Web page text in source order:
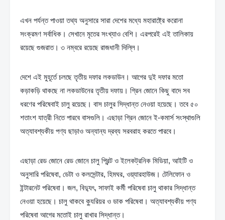
এখন পর্যন্ত পাওয়া তথ্য অনুসারে সারা দেশের মধ্যে মহারাষ্ট্রে করোনা
সংক্রমণ সর্বাধিক। সেখানে মৃতের সংখ্যাও বেশি। এরপরেই এই তালিকায়
রয়েছে গুজরাত। ৩ নম্বরে রয়েছে রাজধানী দিল্লি।
দেশে এই মুহূর্তে চলছে তৃতীয় দফার লকডাউন। আগের দুই দফার মতো
কড়াকড়ি থাকছে না লকডাউনের তৃতীয় দফায়। গ্রিন জোনে কিছু বাদে সব
ধরণের পরিষেবাই চালু রয়েছে। বাস চালুর সিদ্ধান্ত নেওয়া হয়েছে। তবে ৫০
শতাংশ যাত্রী নিতে পারবে বাসগুলি। এছাড়া গ্রিন জোনে ই-কমার্স সংস্থাগুলি
অত্যাবশ্যকীয় পণ্য ছাড়াও অন্যান্য দ্রব্য সরবরাহ করতে পারবে।
এছাড়া রেড জোনে রেড জোনে চালু প্রিন্ট ও ইলেকট্রনিক মিডিয়া, আইটি ও
অনুসারি পরিষেবা, ডেটা ও কলসেন্টার, হিমঘর, ওয়্যারহাউজ। টেলিফোন ও
ইন্টারনেট পরিষেবা। জল, বিদ্যুৎ, সাফাই কর্মী পরিষেবা চালু থাকার সিদ্ধান্ত
নেওয়া হয়েছে। চালু থাকবে ক্যুরিয়র ও ডাক পরিষেবা। অত্যাবশ্যকীয় পণ্য
পরিষেবা আগের মতোই চালু রাখার সিদ্ধান্ত।